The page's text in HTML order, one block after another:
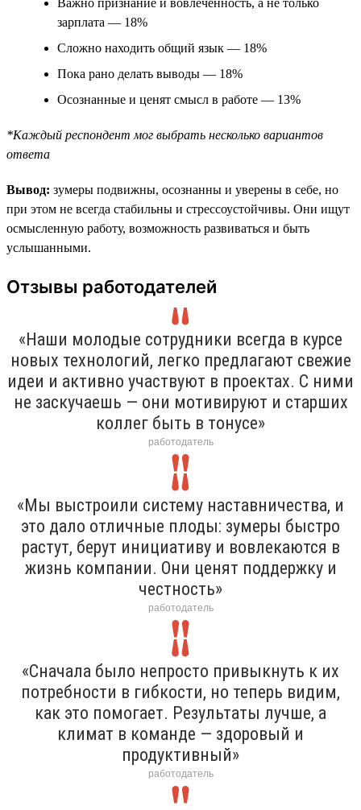
зарплата — 18%
Сложно находить общий язык — 18%
Пока рано делать выводы — 18%
Осознанные и ценят смысл в работе — 13%
*Каждый респондент мог выбрать несколько вариантов
ответа
Вывод: зумеры подвижны, осознанны и уверены в себе, но
при этом не всегда стабильны и стрессоустойчивы. Они ищут
осмысленную работу, возможность развиваться и быть
услышанными.
Отзывы работодателей
«Наши молодые сотрудники всегда в курсе
новых технологий, легко предлагают свежие
идеи и активно участвуют в проектах. С ними
не заскучаешь — они мотивируют и старших
коллег быть в тонусе»
работодатель
«Мы выстроили систему наставничества, и
это дало отличные плоды: зумеры быстро
растут, берут инициативу и вовлекаются в
жизнь компании. Они ценят поддержку и
честность»
работодатель
«Сначала было непросто привыкнуть к их
потребности в гибкости, но теперь видим,
как это помогает. Результаты лучше, а
климат в команде — здоровый и
продуктивный»
работодатель